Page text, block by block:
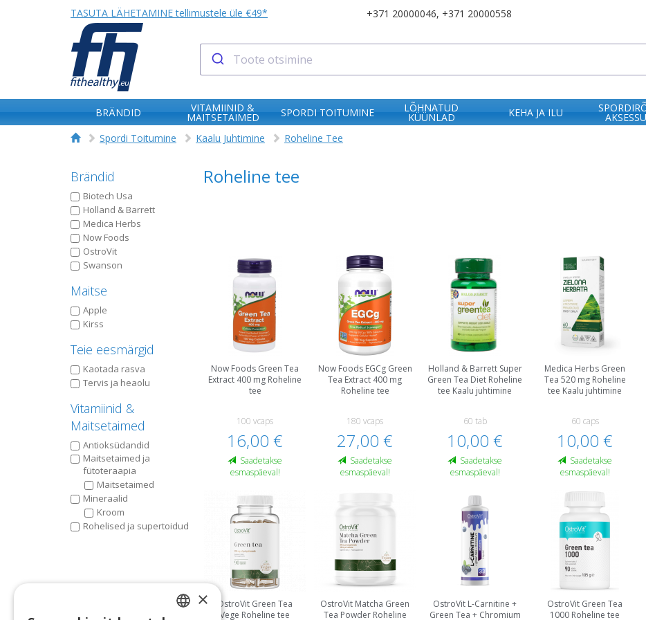
TASUTA LÄHETAMINE tellimustele üle €49* +371 20000046, +371 20000558
BRÄNDID VITAMIINID &
MAITSETAIMED SPORDI TOITUMINE LÕHNATUD
KÜÜNLAD KEHA JA ILU
Spordi Toitumine
Kaalu Juhtimine Roheline Tee
Brändid
Biotech Usa
Holland & Barrett
Medica Herbs
Now Foods
OstroVit
Swanson
Maitse
Apple
Kirss
Teie eesmärgid
Kaotada rasva
Tervis ja heaolu
Vitamiinid &
Maitsetaimed
Antioksüdandid
Maitsetaimed ja
fütoteraapia
Maitsetaimed
Mineraalid
Kroom
Rohelised ja supertoidud
Roheline tee
Now Foods Green Tea
Extract 400 mg Roheline
tee
100 vcaps
16,00 €
Saadetakse
esmaspäeval!
Now Foods EGCg Green
Tea Extract 400 mg
Roheline tee
180 vcaps
27,00 €
Saadetakse
esmaspäeval!
Holland & Barrett Super
Green Tea Diet Roheline
tee Kaalu juhtimine
60 tab
10,00 €
Saadetakse
esmaspäeval!
Medica Herbs Green
Tea 520 mg Roheline
tee Kaalu juhtimine
60 caps
10,00 €
Saadetakse
esmaspäeval!
OstroVit Green Tea
Vege Roheline tee
OstroVit Matcha Green
Tea Powder Roheline
OstroVit L-Carnitine +
Green Tea + Chromium
OstroVit Green Tea
1000 Roheline tee
×